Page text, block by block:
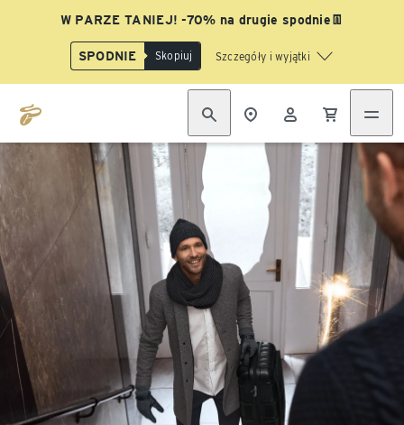
W PARZE TANIEJ! -70% na drugie spodnie👖
SPODNIE Skopiuj Szczegóły i wyjątki